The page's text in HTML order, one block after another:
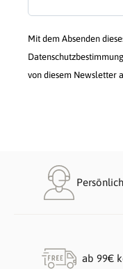
Mit dem Absenden
von diesem Newsletter
ab 99€